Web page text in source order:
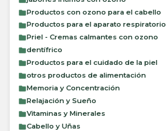
Productos con ozono para el cabello
Productos para el aparato respiratorio
Priel - Cremas calmantes con ozono
dentífrico
Productos para el cuidado de la piel
otros productos de alimentación
Memoria y Concentración
Relajación y Sueño
Vitaminas y Minerales
Cabello y Uñas